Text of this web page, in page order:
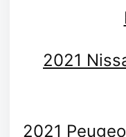
2021
2021